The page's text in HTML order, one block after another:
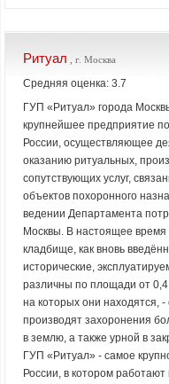
Ритуал , г. Москва
Средняя оценка: 3.7
ГУП «Ритуал» города
крупнейшее предприятие
России, осуществляющее
оказанию ритуальных,
сопутствующих услуг,
объектов похоронного
ведении Департамента
Москвы. В настоящее
кладбище, как вновь
исторические,
различны по площади от
на которых они находятся,
производят захоронения
в землю, а также урной в
ГУП «Ритуал» - самое
России, в котором